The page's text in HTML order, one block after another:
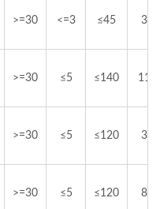
>=30 <=3 ≤45 30
>=30 ≤5 ≤140 110
>=30 ≤5 ≤120 30
>=30 ≤5 ≤120 80